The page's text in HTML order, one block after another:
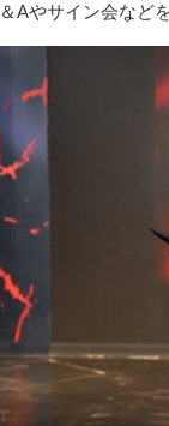
Aやサイン会など